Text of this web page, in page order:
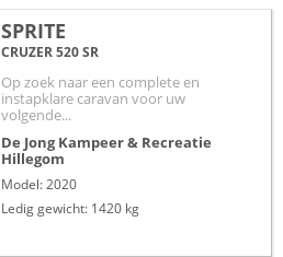
SPRITE
CRUZER 520 SR
Op zoek naar een complete en
instapklare caravan voor uw
volgende...
De Jong Kampeer & Recreatie
Hillegom
Model: 2020
Ledig gewicht: 1420 kg